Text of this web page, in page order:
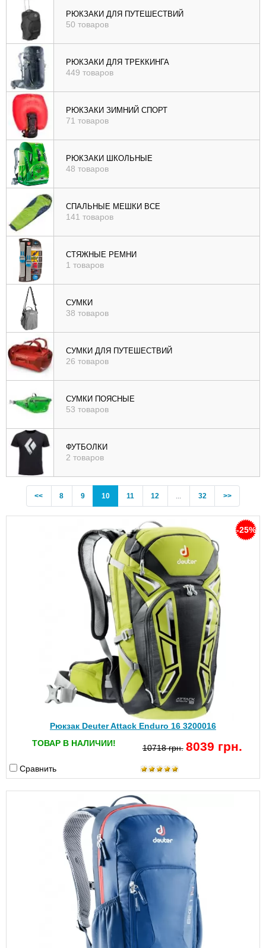
РЮКЗАКИ ДЛЯ ПУТЕШЕСТВИЙ
50 товаров
РЮКЗАКИ ДЛЯ ТРЕККИНГА
449 товаров
РЮКЗАКИ ЗИМНИЙ СПОРТ
71 товаров
РЮКЗАКИ ШКОЛЬНЫЕ
48 товаров
СПАЛЬНЫЕ МЕШКИ ВСЕ
141 товаров
СТЯЖНЫЕ РЕМНИ
1 товаров
СУМКИ
38 товаров
СУМКИ ДЛЯ ПУТЕШЕСТВИЙ
26 товаров
СУМКИ ПОЯСНЫЕ
53 товаров
ФУТБОЛКИ
2 товаров
<<Previous
8 9 10(current)
11 12 32 >>
-25%
Рюкзак Deuter Attack Enduro 16 3200016
ТОВАР В НАЛИЧИИ!
10718 грн. 8039 грн.
Сравнить